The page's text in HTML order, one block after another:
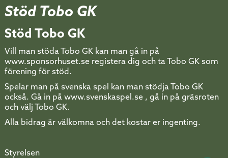
Stöd Tobo GK
Stöd Tobo GK
Vill man stöda Tobo GK kan man gå in på
www.sponsorhuset.se registera dig och ta Tobo GK som
förening för stöd.
Spelar man på svenska spel kan man stödja Tobo GK
också. Gå in på www.svenskaspel.se , gå in på gräsroten
och välj Tobo GK.
Alla bidrag är välkomna och det kostar er ingenting.
Styrelsen